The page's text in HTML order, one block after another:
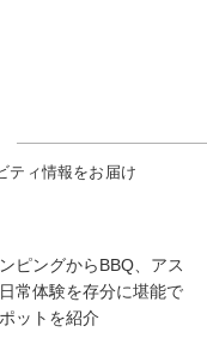
ティ情報をお届け
ピングからBBQ、アス
常体験を存分に堪能で
ットを紹介